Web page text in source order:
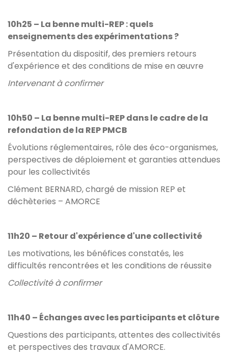
10h25 – La benne multi-REP : quels
enseignements des expérimentations ?
Présentation du dispositif, des premiers retours
d'expérience et des conditions de mise en œuvre
Intervenant à confirmer
10h50 – La benne multi-REP dans le cadre de la
refondation de la REP PMCB
Évolutions réglementaires, rôle des éco-organismes,
perspectives de déploiement et garanties attendues
pour les collectivités
Clément BERNARD, chargé de mission REP et
déchèteries – AMORCE
11h20 – Retour d'expérience d'une collectivité
Les motivations, les bénéfices constatés, les
difficultés rencontrées et les conditions de réussite
Collectivité à confirmer
11h40 – Échanges avec les participants et clôture
Questions des participants, attentes des collectivités
et perspectives des travaux d'AMORCE.